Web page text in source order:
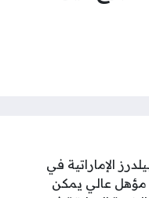
الإماراتية في
مؤهل عالي يمكن